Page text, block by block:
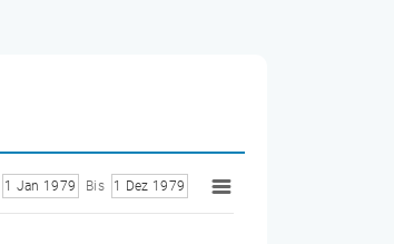
1 Jan 1979 Bis 1 Dez 1979